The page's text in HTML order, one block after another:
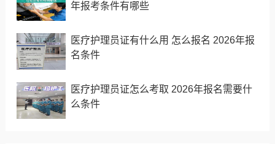
年报考条件有哪些
医疗护理员证有什么用 怎么报名 2026年报
名条件
医疗护理员证怎么考取 2026年报名需要什
么条件